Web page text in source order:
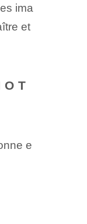
ima
et
e